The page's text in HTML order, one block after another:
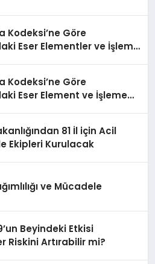
Kodeksi’ne Göre
Eser Elementler ve İşleme
Kodeksi’ne Göre
Eser Element ve İşleme
81 İl için Acil
Ekipleri Kurulacak
ve Mücadele
Beyindeki Etkisi
Riskini Artırabilir mi?